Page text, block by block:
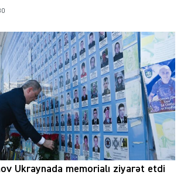
Ukraynada memorialı ziyarət etdi